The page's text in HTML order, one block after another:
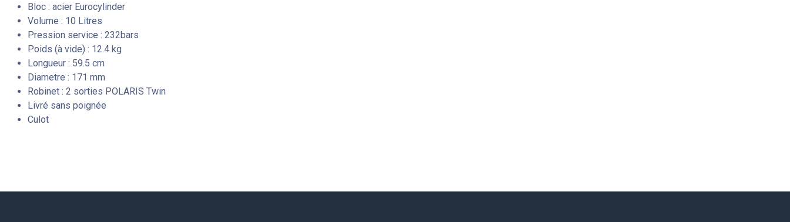
Bloc : acier Eurocylinder
Volume : 10 Litres
Pression service : 232bars
Poids (à vide) : 12.4 kg
Longueur : 59.5 cm
Diametre : 171 mm
Robinet : 2 sorties POLARIS Twin
Livré sans poignée
Culot